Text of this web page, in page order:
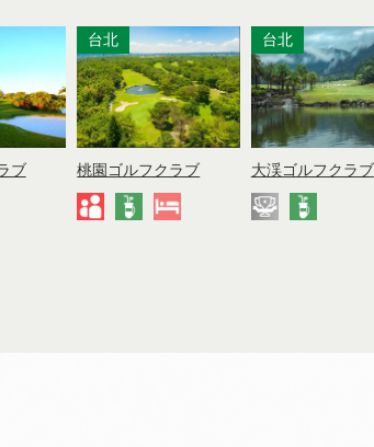
ブ
台北
桃園ゴルフクラブ
台北
大渓ゴルフクラブ